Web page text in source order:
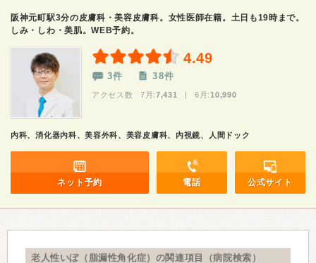
阪神元町駅3分の皮膚科・美容皮膚科。女性医師在籍。土日も19時まで。
しみ・しわ・美肌。WEB予約。
4.49
3件 38件
アクセス数 7月:7,431 | 6月: 10,990
内科、消化器内科、美容外科、美容皮膚科、内視鏡、人間ドック
ネット予約 電話 公式サイト
老人性いぼ（脂漏性角化症）の関連項目（病院検索）